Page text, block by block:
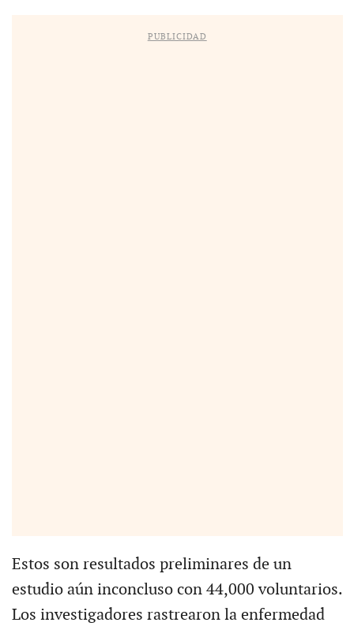
PUBLICIDAD
Estos son resultados preliminares de un
estudio aún inconcluso con 44,000 voluntarios.
Los investigadores rastrearon la enfermedad